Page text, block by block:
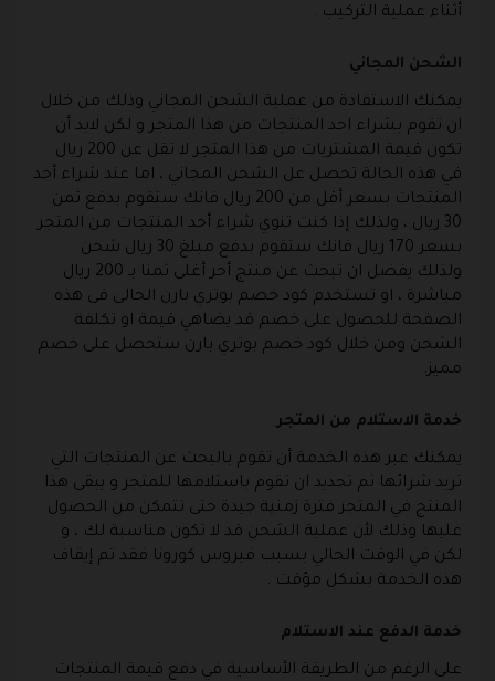
أثناء عملية التركيب .
الشحن المجاني
يمكنك الاستفادة من عملية الشحن المجاني وذلك من خلال
ان تقوم بشراء احد المنتجات من هذا المتجر و لكن لابد أن
تكون قيمة المشتريات من هذا المتجر لا تقل عن 200 ريال
في هذه الحالة تحصل عل الشحن المجاني ، اما عند شراء أحد
المنتجات بسعر أقل من 200 ريال فانك ستقوم بدفع ثمن
30 ريال ، ولذلك إذا كنت تنوي شراء أحد المنتجات من المتجر
بسعر 170 ريال فانك ستقوم بدفع مبلغ 30 ريال شحن
ولذلك يفضل ان تبحث عن منتج أحر أغلى ثمنا بـ 200 ريال
مباشرة ، او تستخدم كود خصم بوتري بارن الحالى فى هذه
الصفحة للحصول على خصم قد يضاهي قيمة او تكلفة
الشحن ومن خلال كود خصم بوتري بارن ستحصل على خصم
مميز.
خدمة الاستلام من المتجر
يمكنك عبر هذه الخدمة أن تقوم بالبحث عن المنتجات التي
تريد شرائها ثم تحديد ان تقوم باستلامها للمتجر و يبقى هذا
المنتج في المتجر فترة زمنية جيدة حتى تتمكن من الحصول
عليها وذلك لأن عملية الشحن قد لا تكون مناسبة لك ، و
لكن في الوقت الحالي بسبب فيروس كورونا فقد تم إيقاف
هذه الخدمة بشكل مؤقت .
خدمة الدفع عند الاستلام
على الرغم من الطريقة الأساسية في دفع قيمة المنتجات